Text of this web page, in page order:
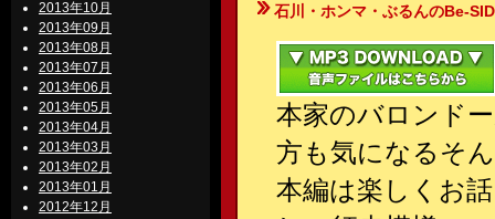
2013年10月
2013年09月
2013年08月
2013年07月
2013年06月
2013年05月
2013年04月
2013年03月
2013年02月
2013年01月
2012年12月
石川・ホンマ・ぶるんのBe-
本家のバロンド
方も気になるそ
本編は楽しくお